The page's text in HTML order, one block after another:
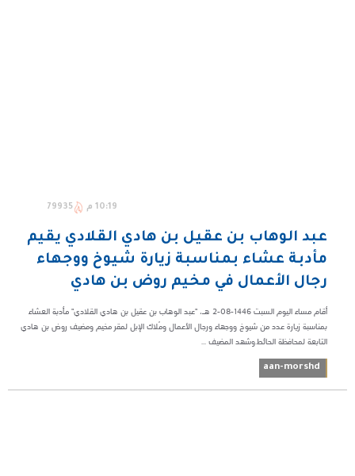
10:19 م 79935
عبد الوهاب بن عقيل بن هادي القلادي يقيم
مأدبة عشاء بمناسبة زيارة شيوخ ووجهاء
رجال الأعمال في مخيم روض بن هادي
أقام مساء اليوم السبت 1446-08-2 هـ، "عبد الوهاب بن عقيل بن هادي القلادي" مأدبة العشاء
بمناسبة زيارة عدد من شيوخ ووجهاء ورجال الأعمال ومُلاك الإبل لمقر مخيم ومضيف روض بن هادي
التابعة لمحافظة الحائط.وشهد المضيف ...
aan-morshd